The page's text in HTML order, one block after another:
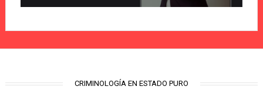
CRIMINOLOGÍA EN ESTADO PURO